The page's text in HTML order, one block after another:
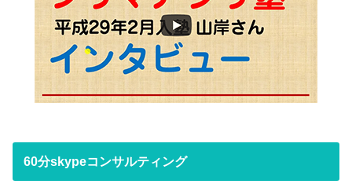
60分skypeコンサルティング